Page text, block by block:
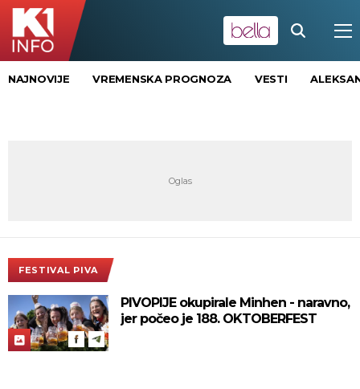
NAJNOVIJE VREMENSKA PROGNOZA VESTI
FESTIVAL PIVA
PIVOPIJE okupirale Minhen - naravno,
jer počeo je 188. OKTOBERFEST